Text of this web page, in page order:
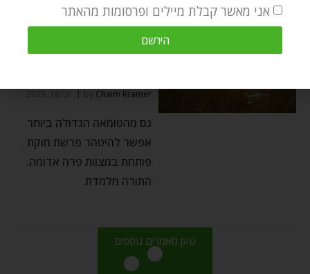
פרשת חוקת – אמונה,
Chaim Kramer
גם מהטומאה הגדולה ביותר
אפשר להיטהר פרשת חוקת
פותחת במצוות פרה אדומה.
התורה מלמדת
טען מאמרים נוספים
אני מאשר קבלת מיילים ופרסומות מהאתר
הירשם